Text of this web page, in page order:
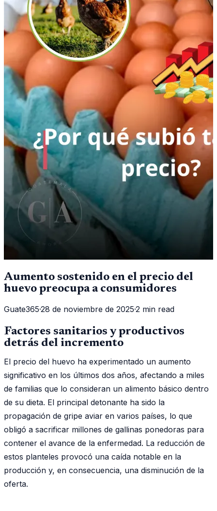
Aumento sostenido en el precio del
huevo preocupa a consumidores
Guate365·28 de noviembre de 2025·2 min read
Factores sanitarios y productivos
detrás del incremento
El precio del huevo ha experimentado un aumento
significativo en los últimos dos años, afectando a miles
de familias que lo consideran un alimento básico dentro
de su dieta. El principal detonante ha sido la
propagación de gripe aviar en varios países, lo que
obligó a sacrificar millones de gallinas ponedoras para
contener el avance de la enfermedad. La reducción de
estos planteles provocó una caída notable en la
producción y, en consecuencia, una disminución de la
oferta.